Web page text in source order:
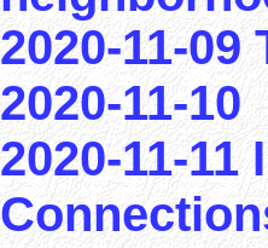
2020-11-
2020-11-10
2020-11-